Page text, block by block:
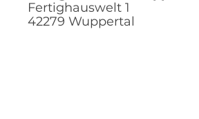
Fertighauswelt 1
42279 Wuppertal